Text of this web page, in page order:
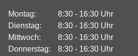
Montag:
8:30 - 16:30 Uhr
Dienstag:
8:30 - 16:30 Uhr
Mittwoch:
8:30 - 16:30 Uhr
Donnerstag:
8:30 - 16:30 Uhr